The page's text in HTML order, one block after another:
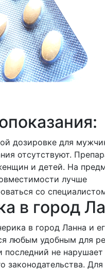
дозировке для
отсутствуют.
и детей. На
лучше
со
в город
в город Ланна и
любым удобным для
последний не нарушает
законодательства.